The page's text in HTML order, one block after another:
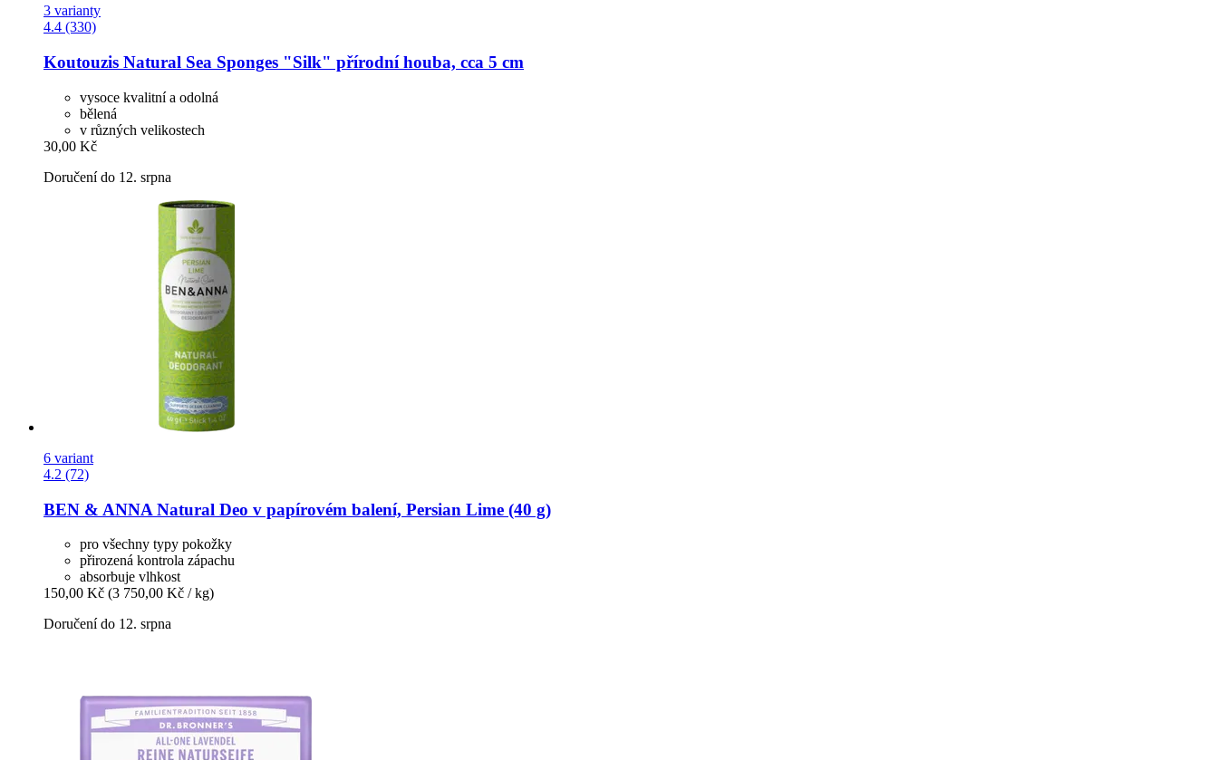
3 varianty
4.4 (330)
Koutouzis Natural Sea Sponges "Silk" přírodní houba, cca 5 cm
vysoce kvalitní a odolná
bělená
v různých velikostech
30,00 Kč
Doručení do 12. srpna
6 variant
4.2 (72)
BEN & ANNA Natural Deo v papírovém balení, Persian Lime (40 g)
pro všechny typy pokožky
přirozená kontrola zápachu
absorbuje vlhkost
150,00 Kč (3 750,00 Kč / kg)
Doručení do 12. srpna